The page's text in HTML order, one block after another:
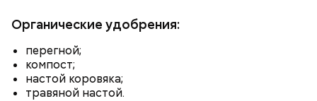
Органические удобрения:
перегной;
компост;
настой коровяка;
травяной настой.
Ингредиенты: